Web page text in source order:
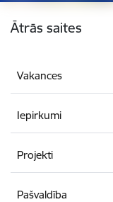
Kājene
Ātrās saites
Vakances
Iepirkumi
Projekti
Pašvaldība